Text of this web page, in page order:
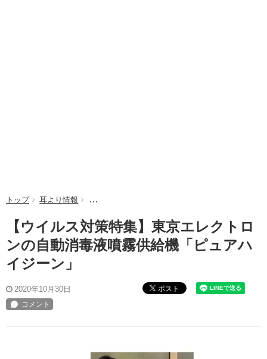
トップ 耳より情報 【ウイルス対策特集】東京エレクトロンの自動消
【ウイルス対策特集】東京エレクトロ
ンの自動消毒液噴霧供給機「ピュアハ
イジーン」
2020年10月30日 ポスト